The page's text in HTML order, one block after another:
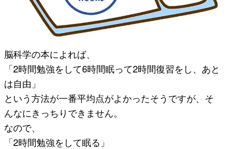
脳科学の本によれば、
「2時間勉強をして6時間眠って2時間復習をし、あと
は自由」
という方法が一番平均点がよかったそうですが、そ
んなにきっちりできません。
なので、
「2時間勉強をして眠る」